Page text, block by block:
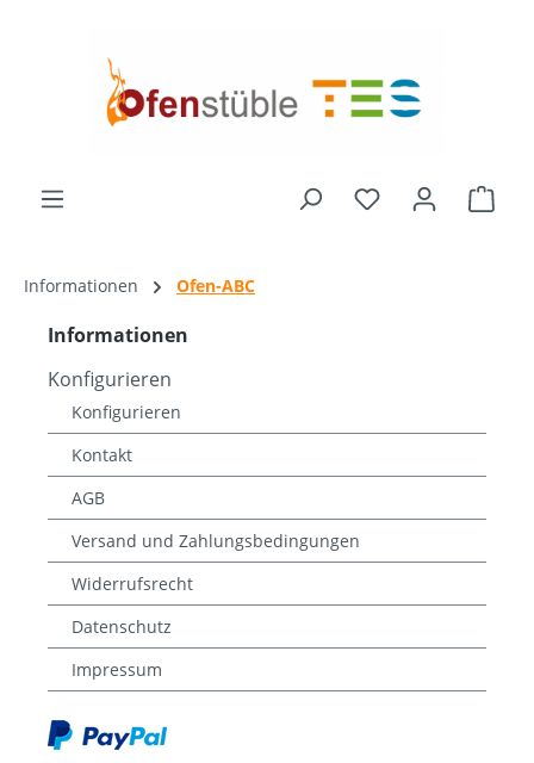
Du hast 0
Informationen Ofen-ABC
Informationen
Konfigurieren
Konfigurieren
Kontakt
AGB
Versand und Zahlungsbedingungen
Widerrufsrecht
Datenschutz
Impressum